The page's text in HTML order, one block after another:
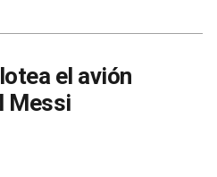
el avión
Messi